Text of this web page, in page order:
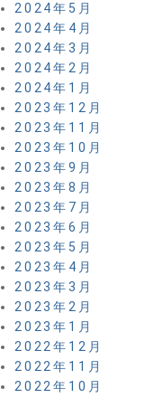
2024年5月
2024年4月
2024年3月
2024年2月
2024年1月
2023年12月
2023年11月
2023年10月
2023年9月
2023年8月
2023年7月
2023年6月
2023年5月
2023年4月
2023年3月
2023年2月
2023年1月
2022年12月
2022年11月
2022年10月